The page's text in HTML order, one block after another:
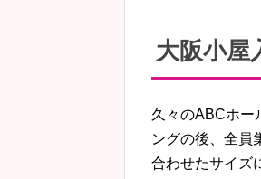
大阪小屋
久々のABCホー
ングの後、全員
合わせたサイズ